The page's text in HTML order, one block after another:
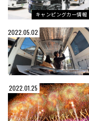
キャンピングカー情報
2022.05.02
2022.01.25